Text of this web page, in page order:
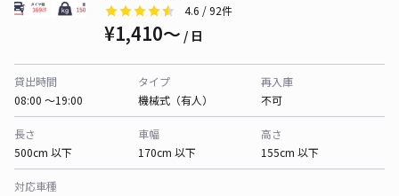
4.6 / 92件
¥1,410〜 / 日
貸出時間
08:00 〜19:00
タイプ
機械式（有人）
再入庫
不可
長さ
500cm 以下
車幅
170cm 以下
高さ
155cm 以下
対応車種